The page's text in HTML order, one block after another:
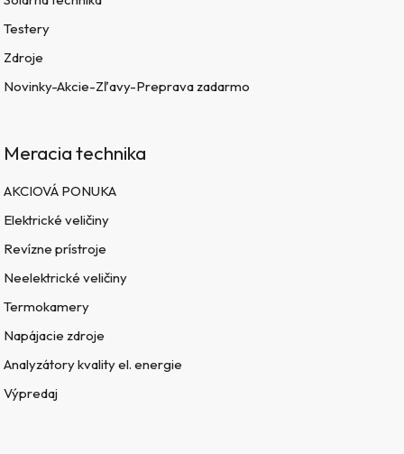
Testery
Zdroje
Novinky-Akcie-Zľavy-Preprava zadarmo
Meracia technika
AKCIOVÁ PONUKA
Elektrické veličiny
Revízne prístroje
Neelektrické veličiny
Termokamery
Napájacie zdroje
Analyzátory kvality el. energie
Výpredaj